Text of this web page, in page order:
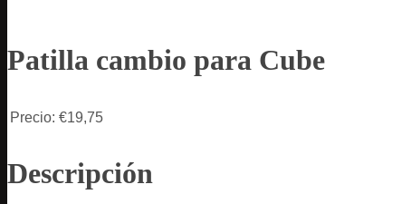
Patilla cambio para Cube
Precio: €19,75
Descripción